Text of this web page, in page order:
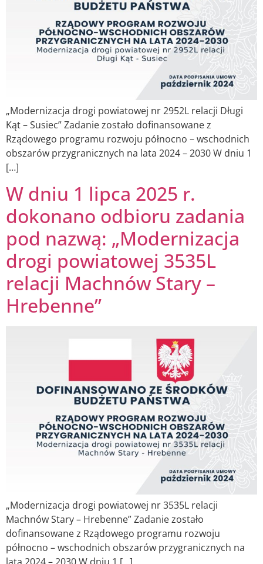
„Modernizacja drogi powiatowej nr 2952L relacji Długi
Kąt – Susiec” Zadanie zostało dofinansowane z
Rządowego programu rozwoju północno – wschodnich
obszarów przygranicznych na lata 2024 – 2030 W dniu 1
[…]
W dniu 1 lipca 2025 r.
dokonano odbioru zadania
pod nazwą: „Modernizacja
drogi powiatowej 3535L
relacji Machnów Stary –
Hrebenne”
„Modernizacja drogi powiatowej nr 3535L relacji
Machnów Stary – Hrebenne” Zadanie zostało
dofinansowane z Rządowego programu rozwoju
północno – wschodnich obszarów przygranicznych na